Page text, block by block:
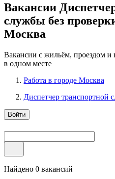
Вакансии
службы без
Москва
Вакансии с жильём, проездом
в одном месте
Работа в городе Москва
Диспетчер транспортной
Войти
Найдено 0 вакансий